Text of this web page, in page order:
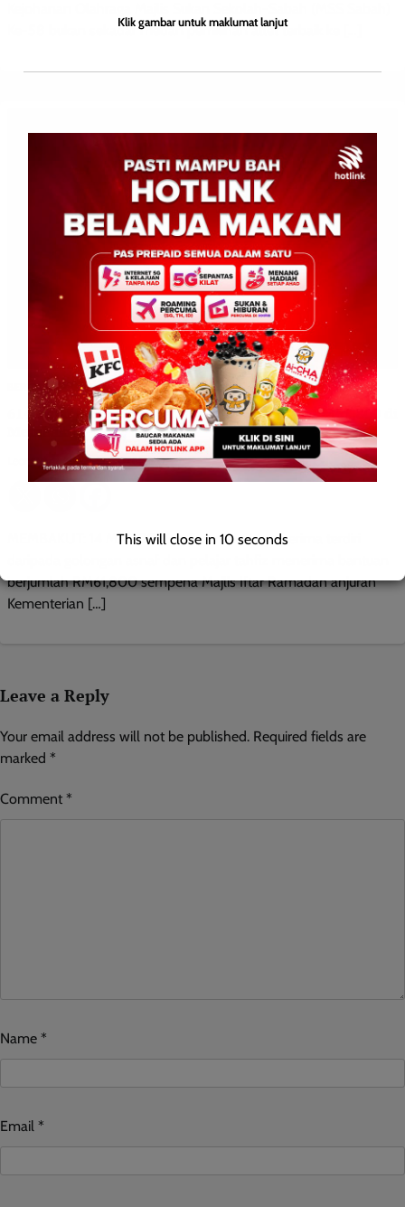
Ke-58 bukan sekadar medan pemilihan atlet terbaik ke […]
BERITA AM
614 asnaf dan pelajar tahfiz terima bantuan RM61,800 di
Membakut
Leonard March 15, 2026 0
MEMBAKUT: 14 MAC 2026 – Seramai 614 penerima terdiri
berjumlah RM61,800 sempena Majlis Iftar Ramadan anjuran
Kementerian […]
Leave a Reply
Your email address will not be published. Required fields are
marked *
Comment *
Name *
Email *
Klik gambar untuk maklumat lanjut
This will close in9seconds